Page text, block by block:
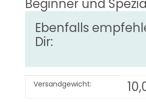
Beginner und
Ebenfalls
Dir:
Wert
Versandgewicht: